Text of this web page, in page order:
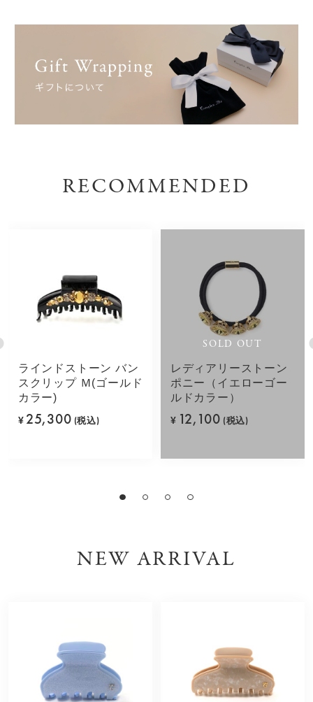
RECOMMENDED
ラインドストーン バン
スクリップ Ｍ(ゴールド
カラー)
¥ 25,300 (税込)
SOLD OUT
レディアリーストーン
ポニー（イエローゴー
ルドカラー）
¥ 12,100 (税込)
NEW ARRIVAL